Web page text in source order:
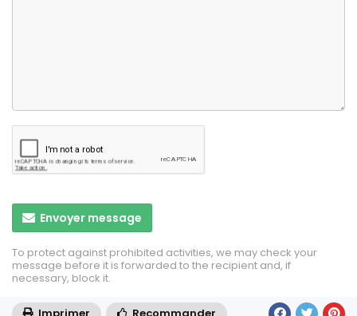
Envoyer message
To protect against prohibited activities, we may check your
message before it is forwarded to the recipient and, if
necessary, block it.